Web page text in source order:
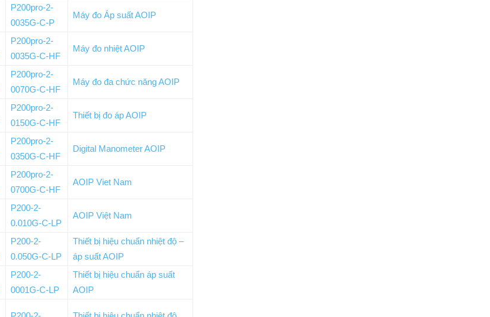
P200pro-2-
0035G-C-P
Máy đo Áp suất AOIP
P200pro-2-
0035G-C-HF
Máy đo nhiệt AOIP
P200pro-2-
0070G-C-HF
Máy đo đa chức năng AOIP
P200pro-2-
0150G-C-HF
Thiết bị đo áp AOIP
P200pro-2-
0350G-C-HF
Digital Manometer AOIP
P200pro-2-
0700G-C-HF
AOIP Viet Nam
P200-2-
0.010G-C-LP
AOIP Việt Nam
P200-2-
0.050G-C-LP
Thiết bị hiệu chuẩn nhiệt độ –
áp suất AOIP
P200-2-
0001G-C-LP
Thiết bị hiệu chuẩn áp suất
AOIP